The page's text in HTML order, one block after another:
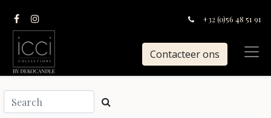
+32 (0)56 48 51 91
Contacteer ons